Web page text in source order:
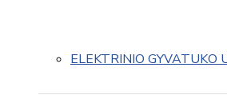
ELEKTRINIO GYVATUKO